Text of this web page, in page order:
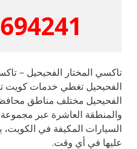
تاكسي المختار الفحيحيل –
الفحيحيل تغطي خدمات
الفحيحيل مختلف مناطق
والمنطقة العاشرة عبر
السيارات المكيفة في الكويت،
عليها في أي وقت.